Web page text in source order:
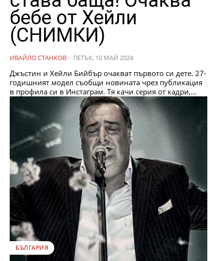
бебе от Хейли
(СНИМКИ)
ИВАЙЛО СТАНКОВ - ПЕТЪК, 10 МАЙ 2024
Джъстин и Хейли Бийбър очакват първото си дете. 27-
годишният модел съобщи новината чрез публикация
в профила си в Инстаграм. Тя качи серия от кадри,...
БЪЛГАРИЯ